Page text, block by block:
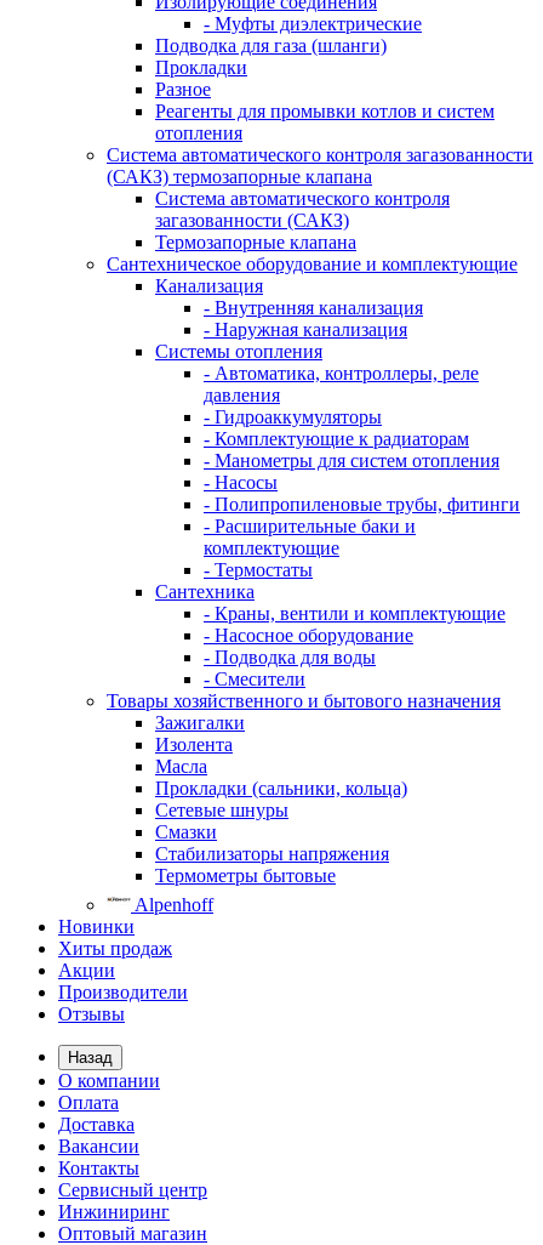
- Муфты диэлектрические
Подводка для газа (шланги)
Прокладки
Разное
Реагенты для промывки котлов и систем
отопления
Система автоматического контроля загазованности
(САКЗ) термозапорные клапана
Система автоматического контроля
загазованности (САКЗ)
Термозапорные клапана
Сантехническое оборудование и комплектующие
Канализация
- Внутренняя канализация
- Наружная канализация
Системы отопления
- Автоматика, контроллеры, реле
давления
- Гидроаккумуляторы
- Комплектующие к радиаторам
- Манометры для систем отопления
- Насосы
- Полипропиленовые трубы, фитинги
- Расширительные баки и
комплектующие
- Термостаты
Сантехника
- Краны, вентили и комплектующие
- Насосное оборудование
- Подводка для воды
- Смесители
Товары хозяйственного и бытового назначения
Зажигалки
Изолента
Масла
Прокладки (сальники, кольца)
Сетевые шнуры
Смазки
Стабилизаторы напряжения
Термометры бытовые
Alpenhoff
Новинки
Хиты продаж
Акции
Производители
Отзывы
Назад
О компании
Оплата
Доставка
Вакансии
Контакты
Сервисный центр
Инжиниринг
Оптовый магазин